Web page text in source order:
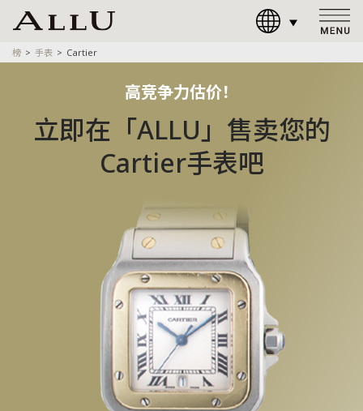
榜 手表 Cartier
高竞争力估价！
立即在「ALLU」售卖您的
Cartier手表吧